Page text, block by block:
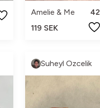
Amelie & Me
42
119 SEK
Suheyl Ozcelik